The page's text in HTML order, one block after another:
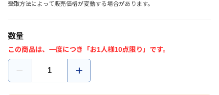
受取方法によって販売価格が変動する場合があります。
数量
この商品は、一度につき「お1人様10点限り」です。